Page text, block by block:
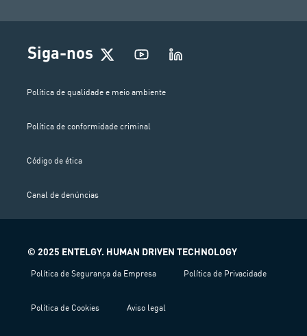
Siga-nos
Política de qualidade e meio ambiente
Política de conformidade criminal
Código de ética
Canal de denúncias
© 2025 ENTELGY. HUMAN DRIVEN TECHNOLOGY
Política de Segurança da Empresa Política de Privacidade
Política de Cookies Aviso legal